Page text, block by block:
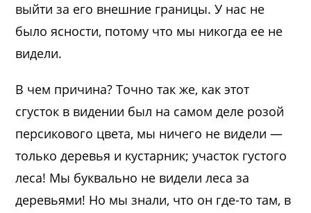
выйти за его внешние границы. У нас не
было ясности, потому что мы никогда ее не
видели.
В чем причина? Точно так же, как этот
сгусток в видении был на самом деле розой
персикового цвета, мы ничего не видели —
только деревья и кустарник; участок густого
леса! Мы буквально не видели леса за
деревьями! Но мы знали, что он где-то там, в